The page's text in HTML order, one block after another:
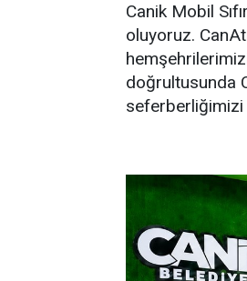
Canik Mobil
oluyoruz.
doğrultusunda